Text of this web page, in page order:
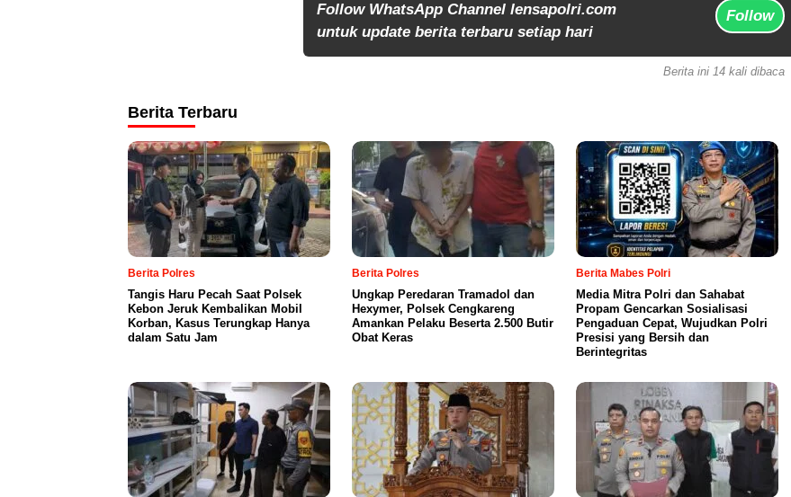
Follow WhatsApp Channel lensapolri.com
untuk update berita terbaru setiap hari
Follow
Berita ini 14 kali dibaca
Berita Terbaru
Berita Polres
Tangis Haru Pecah Saat Polsek
Kebon Jeruk Kembalikan Mobil
Korban, Kasus Terungkap Hanya
dalam Satu Jam
Berita Polres
Ungkap Peredaran Tramadol dan
Hexymer, Polsek Cengkareng
Amankan Pelaku Beserta 2.500 Butir
Obat Keras
Berita Mabes Polri
Media Mitra Polri dan Sahabat
Propam Gencarkan Sosialisasi
Pengaduan Cepat, Wujudkan Polri
Presisi yang Bersih dan
Berintegritas